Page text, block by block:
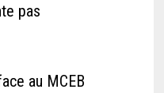
pas
au MCEB